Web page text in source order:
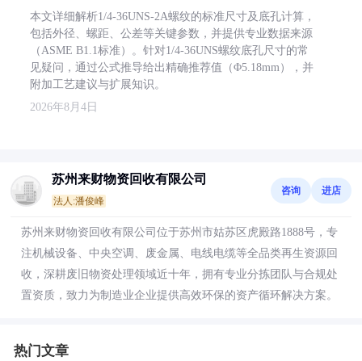
本文详细解析1/4-36UNS-2A螺纹的标准尺寸及底孔计算，
包括外径、螺距、公差等关键参数，并提供专业数据来源
（ASME B1.1标准）。针对1/4-36UNS螺纹底孔尺寸的常
见疑问，通过公式推导给出精确推荐值（Φ5.18mm），并
附加工艺建议与扩展知识。
2026年8月4日
苏州来财物资回收有限公司
法人:潘俊峰
咨询 进店
苏州来财物资回收有限公司位于苏州市姑苏区虎殿路1888号，专
注机械设备、中央空调、废金属、电线电缆等全品类再生资源回
收，深耕废旧物资处理领域近十年，拥有专业分拣团队与合规处
置资质，致力为制造业企业提供高效环保的资产循环解决方案。
热门文章